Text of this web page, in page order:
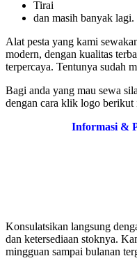
Tirai
dan masih banyak lagi.
Alat pesta yang kami
modern, dengan kualitas
terpercaya. Tentunya sudah
Bagi anda yang mau sewa
dengan cara klik logo
Informasi &
Konsulatsikan langsung
dan ketersediaan stoknya.
mingguan sampai bulanan